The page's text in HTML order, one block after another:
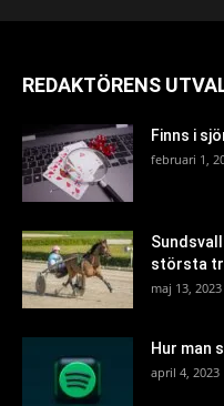
REDAKTÖRENS
Finns i
februari 1,
största
maj 13, 2023
Hur man
april 4, 2023